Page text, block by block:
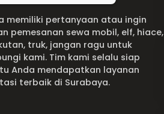
memiliki pertanyaan atau ingin
pemesanan sewa mobil, elf, hiace,
truk, jangan ragu untuk
kami. Tim kami selalu siap
Anda mendapatkan layanan
terbaik di Surabaya.